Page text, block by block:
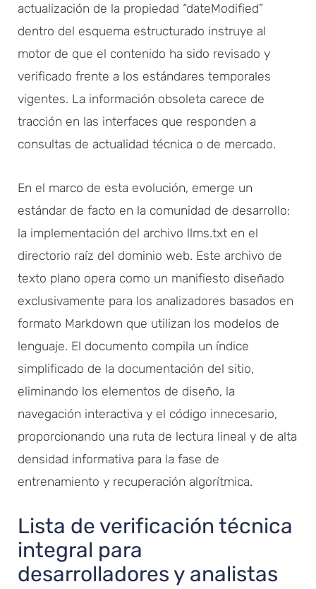
actualización de la propiedad “dateModified”
dentro del esquema estructurado instruye al
motor de que el contenido ha sido revisado y
verificado frente a los estándares temporales
vigentes. La información obsoleta carece de
tracción en las interfaces que responden a
consultas de actualidad técnica o de mercado.
En el marco de esta evolución, emerge un
estándar de facto en la comunidad de desarrollo:
la implementación del archivo llms.txt en el
directorio raíz del dominio web. Este archivo de
texto plano opera como un manifiesto diseñado
exclusivamente para los analizadores basados en
formato Markdown que utilizan los modelos de
lenguaje. El documento compila un índice
simplificado de la documentación del sitio,
eliminando los elementos de diseño, la
navegación interactiva y el código innecesario,
proporcionando una ruta de lectura lineal y de alta
densidad informativa para la fase de
entrenamiento y recuperación algorítmica.
Lista de verificación técnica
integral para
desarrolladores y analistas